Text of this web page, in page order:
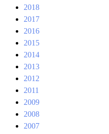
2018
2017
2016
2015
2014
2013
2012
2011
2009
2008
2007